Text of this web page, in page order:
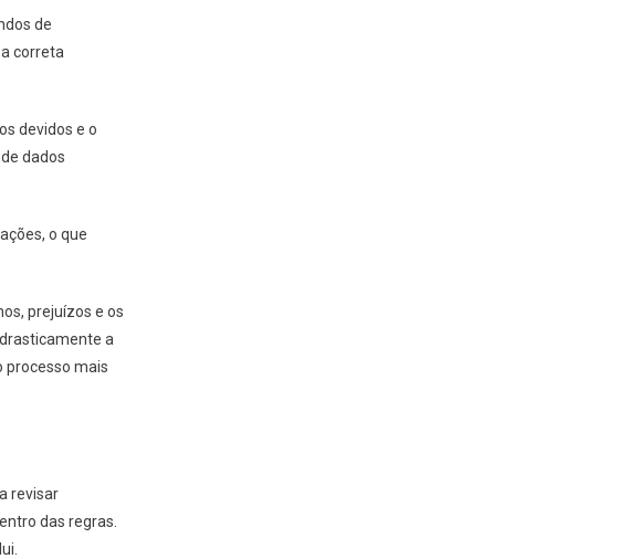
de
correta
devidos e o
dados
o que
prejuízos e os
a
processo mais
revisar
das regras.